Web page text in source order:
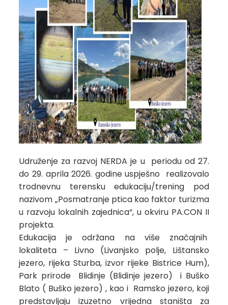
Udruženje za razvoj NERDA je u periodu od 27.
do 29. aprila 2026. godine uspješno realizovalo
trodnevnu terensku edukaciju/trening pod
nazivom „Posmatranje ptica kao faktor turizma
u razvoju lokalnih zajednica“, u okviru PA.CON II
projekta.
Edukacija je održana na više značajnih
lokaliteta – Livno (Livanjsko polje, Lištansko
jezero, rijeka Sturba, izvor rijeke Bistrice Hum),
Park prirode Blidinje (Blidinje jezero) i Buško
Blato ( Buško jezero) , kao i Ramsko jezero, koji
predstavljaju izuzetno vrijedna staništa za